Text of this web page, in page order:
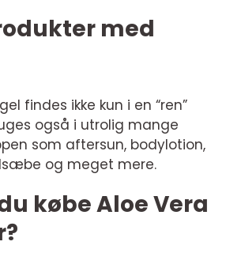
med
findes ikke kun i en “ren”
også i utrolig mange
som aftersun, bodylotion,
og meget mere.
købe Aloe Vera